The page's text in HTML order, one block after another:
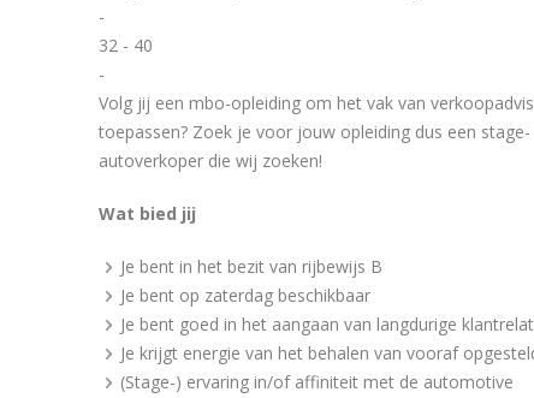
-
32 - 40
-
Volg jij een mbo-opleiding om het vak van
toepassen? Zoek je voor jouw opleiding dus een
autoverkoper die wij zoeken!
Wat bied jij
Je bent in het bezit van rijbewijs B
Je bent op zaterdag beschikbaar
Je bent goed in het aangaan van langdurige
Je krijgt energie van het behalen van vooraf
(Stage-) ervaring in/of affiniteit met de automotive